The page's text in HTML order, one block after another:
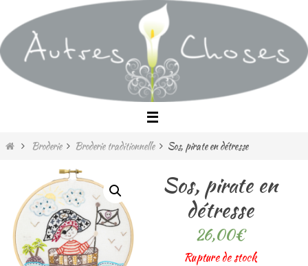
vers
le
contenu
HomeBroderie Broderie traditionnelle Sos, pirate en détresse
Sos, pirate en
détresse
26,00€
Rupture de stock